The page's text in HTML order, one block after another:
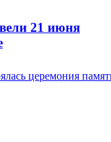
21 июня